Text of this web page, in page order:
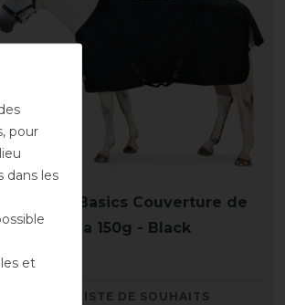
Eskadron Basics Couverture de
pré Gamma 150g - Black
129,90 € *
LISTE DE SOUHAITS
pour
dans les
et